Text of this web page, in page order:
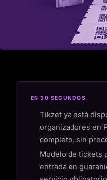
EN 30 SEGUNDOS
Tikzet ya está
organizadores en
completo, sin
Modelo de tickets
entrada en